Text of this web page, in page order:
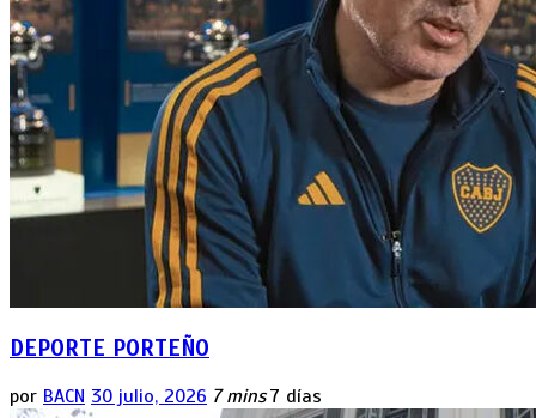
DEPORTE PORTEÑO
por BACN 30 julio, 2026 7 mins 7 días